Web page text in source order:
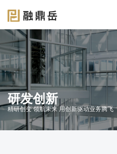
研发创新
精研创变 领航未来 用创新驱动业务腾飞